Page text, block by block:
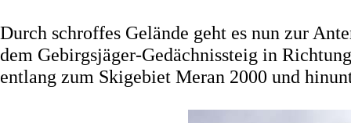
Durch schroffes Gelände geht es nun zur
dem Gebirgsjäger-Gedächnissteig in
entlang zum Skigebiet Meran 2000 und